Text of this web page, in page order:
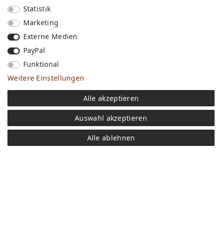
Versandkosten
Bezahlen
Widerrufs­recht
Impressum
Store
FAQ
Jobs
Statistik
Marketing
Externe Medien
PayPal
Funktional
Weitere Einstellungen
Alle akzeptieren
Auswahl akzeptieren
Alle ablehnen